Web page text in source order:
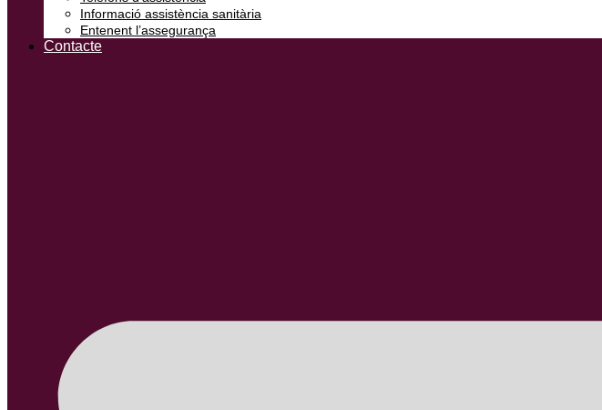
Informació assistència sanitària
Entenent l’assegurança
Contacte